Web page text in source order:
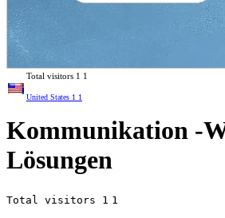
Total visitors 1 1
United States 1 1
Kommunikation -
Lösungen
Total visitors 1 1